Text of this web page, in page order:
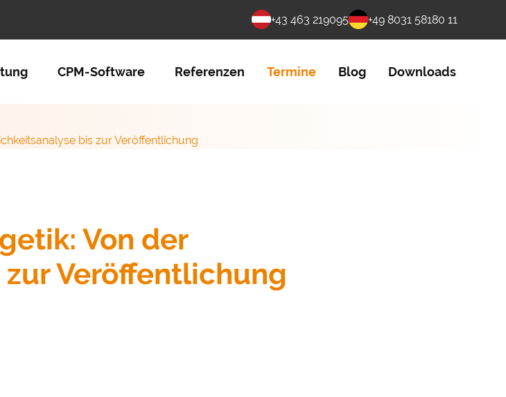
+43 463 219095 +49 8031 58180 11
CPM-Software Referenzen Termine Blog Downloads
bis zur Veröffentlichung
Von der
Veröffentlichung